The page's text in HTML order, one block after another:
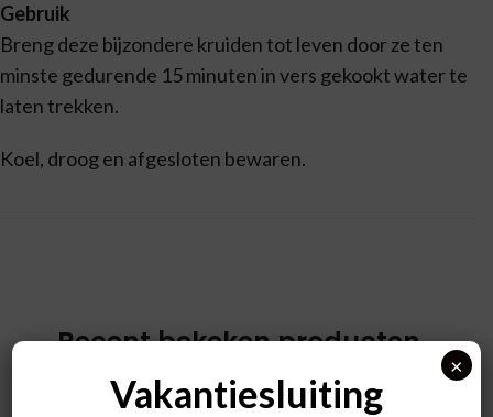
Gebruik
Breng deze bijzondere kruiden tot leven door ze ten
minste gedurende 15 minuten in vers gekookt water te
laten trekken.
Koel, droog en afgesloten bewaren.
Recent bekeken producten
Vakantiesluiting
×